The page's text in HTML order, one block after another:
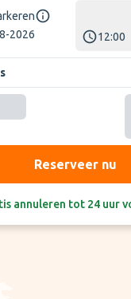
2026
12:00
Reserveer nu
annuleren tot 24 uur